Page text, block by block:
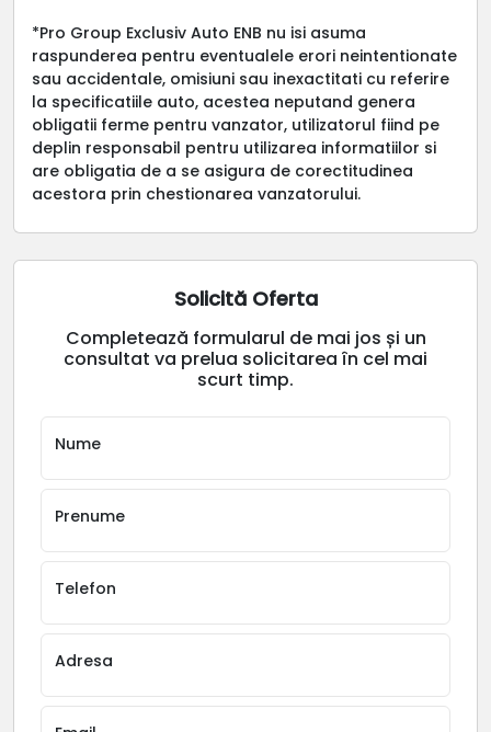
*Pro Group Exclusiv Auto ENB nu isi asuma
raspunderea pentru eventualele erori neintentionate
sau accidentale, omisiuni sau inexactitati cu referire
la specificatiile auto, acestea neputand genera
obligatii ferme pentru vanzator, utilizatorul fiind pe
deplin responsabil pentru utilizarea informatiilor si
are obligatia de a se asigura de corectitudinea
acestora prin chestionarea vanzatorului.
Solicită Oferta
Completează formularul de mai jos și un
consultat va prelua solicitarea în cel mai
scurt timp.
Nume
Prenume
Telefon
Adresa